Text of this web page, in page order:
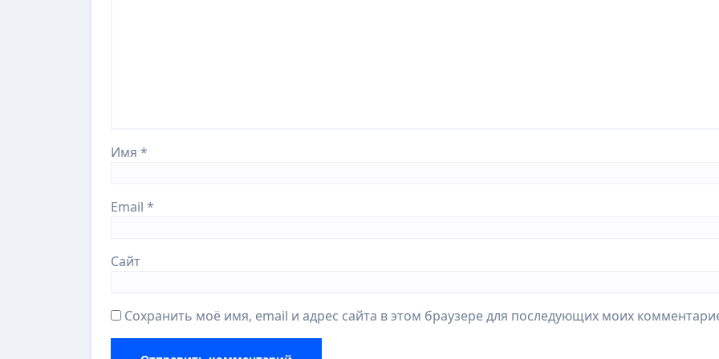
Имя *
Email *
Сайт
Сохранить моё имя, email и адрес сайта в этом браузере для последующих моих